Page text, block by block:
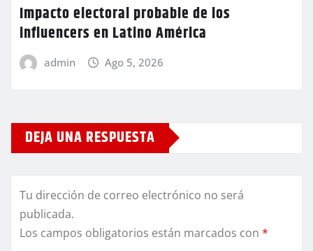
Impacto electoral probable de los
influencers en Latino América
admin Ago 5, 2026
DEJA UNA RESPUESTA
Tu dirección de correo electrónico no será
publicada.
Los campos obligatorios están marcados con *